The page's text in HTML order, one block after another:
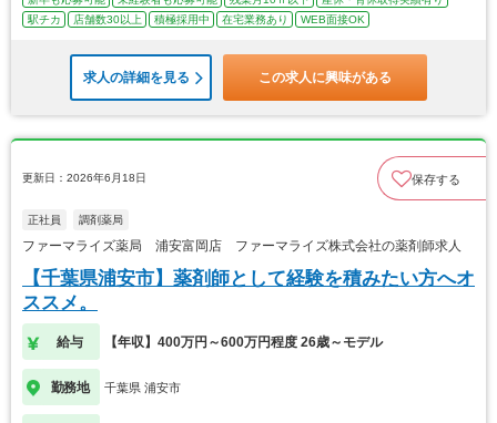
駅チカ
店舗数30以上 積極採用中 在宅業務あり WEB面接OK
求人の詳細を見る この求人に興味がある
更新日：2026年6月18日 保存する
正社員 調剤薬局
ファーマライズ薬局 浦安富岡店 ファーマライズ株式会社の薬剤師求人
【千葉県浦安市】薬剤師として経験を積みたい方へオ
ススメ。
給与 【年収】400万円～600万円程度 26歳～モデル
勤務地 千葉県 浦安市